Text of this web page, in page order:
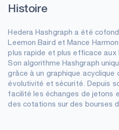
Histoire
Hedera Hashgraph a été
Leemon Baird et Mance
plus rapide et plus efficace aux
Son algorithme Hashgraph
grâce à un graphique acyclique
évolutivité et sécurité. Depuis
facilité les échanges de jetons
des cotations sur des bourses